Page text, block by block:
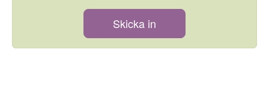
Skicka in